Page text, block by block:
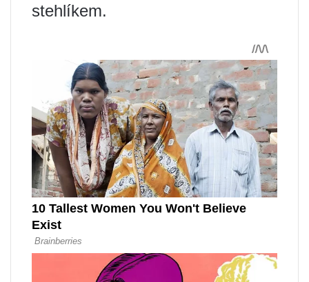
stehlíkem.